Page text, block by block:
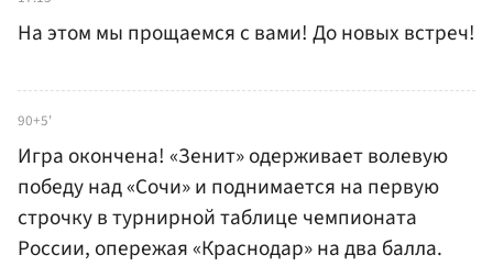
На этом мы прощаемся с вами! До новых встреч!
90+5'
Игра окончена! «Зенит» одерживает волевую
победу над «Сочи» и поднимается на первую
строчку в турнирной таблице чемпионата
России, опережая «Краснодар» на два балла.